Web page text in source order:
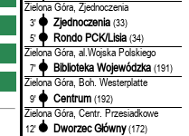
Zielona Góra, Zjednoczenia
3' Zjednoczenia (33)
5'
Rondo PCK/Lisia (34)
Zielona Góra, al.Wojska Polskiego
7' Biblioteka Wojewódzka (191)
Zielona Góra, Boh. Westerplatte
9' Centrum (192)
Zielona Góra, Centr. Przesiadkowe
12' Dworzec Główny (172)